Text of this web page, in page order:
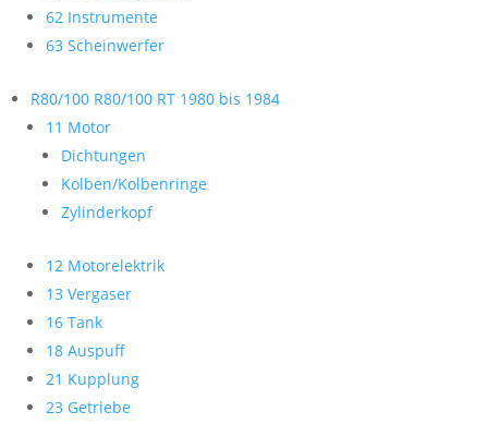
62 Instrumente
63 Scheinwerfer
R80/100 R80/100 RT 1980 bis 1984
11 Motor
Dichtungen
Kolben/Kolbenringe
Zylinderkopf
12 Motorelektrik
13 Vergaser
16 Tank
18 Auspuff
21 Kupplung
23 Getriebe